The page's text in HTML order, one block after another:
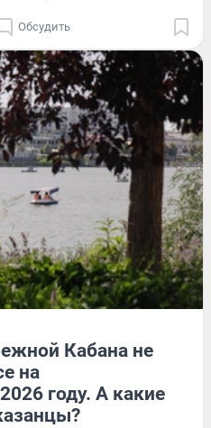
Обсудить
Кабана не
на
году. А какие